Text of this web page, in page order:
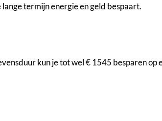
termijn energie en geld bespaart.
kun je tot wel € 1545 besparen